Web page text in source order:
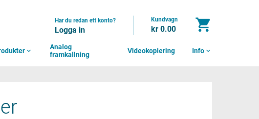
Har du redan ett konto?
Logga in
Kundvagn
kr 0.00 shopping_cart
expand_more
Analog
framkallning
Videokopiering Info expand_more